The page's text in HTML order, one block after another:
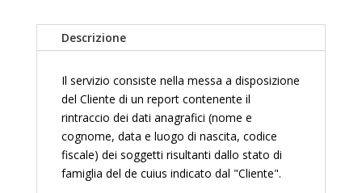
Descrizione
Il servizio consiste nella messa a disposizione
del Cliente di un report contenente il
rintraccio dei dati anagrafici (nome e
cognome, data e luogo di nascita, codice
fiscale) dei soggetti risultanti dallo stato di
famiglia del de cuius indicato dal "Cliente".